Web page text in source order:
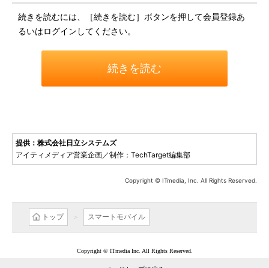
続きを読むには、［続きを読む］ボタンを押して会員登録あ
るいはログインしてください。
続きを読む
提供：株式会社日立システムズ
アイティメディア営業企画／制作：TechTarget編集部
Copyright © ITmedia, Inc. All Rights Reserved.
トップ スマートモバイル
Copyright © ITmedia Inc. All Rights Reserved.